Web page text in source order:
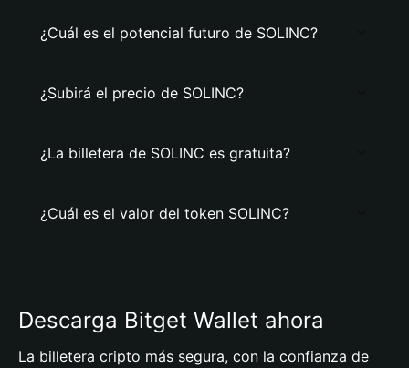
¿Cuál es el potencial futuro de SOLINC?
¿Subirá el precio de SOLINC?
¿La billetera de SOLINC es gratuita?
¿Cuál es el valor del token SOLINC?
Descarga Bitget Wallet ahora
La billetera cripto más segura, con la confianza de